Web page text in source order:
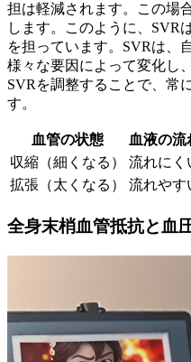
担は軽減されます。この場合
します。このように、SVR
を担っています。SVRは、
様々な要因によって変化し
SVRを調整することで、常
す。
血管の状態 血液の流
収縮（細くなる）
流れにく
拡張（太くなる）
流れやす
全身末梢血管抵抗と血